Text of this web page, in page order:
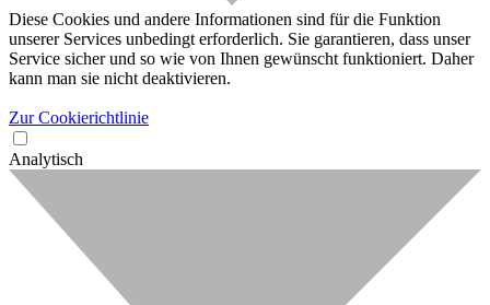
Diese Cookies und andere Informationen sind für die Funktion
unserer Services unbedingt erforderlich. Sie garantieren, dass unser
Service sicher und so wie von Ihnen gewünscht funktioniert. Daher
kann man sie nicht deaktivieren.
Zur Cookierichtlinie
Analytisch